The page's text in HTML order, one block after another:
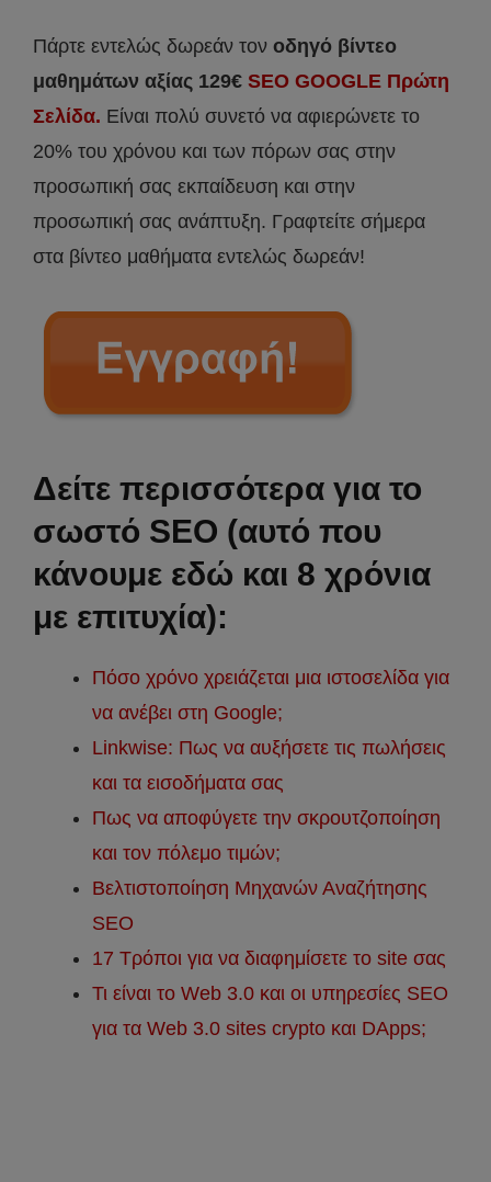
Πάρτε εντελώς δωρεάν τον οδηγό βίντεο
μαθημάτων αξίας 129€ SEO GOOGLE Πρώτη
Σελίδα. Είναι πολύ συνετό να αφιερώνετε το
20% του χρόνου και των πόρων σας στην
προσωπική σας εκπαίδευση και στην
προσωπική σας ανάπτυξη. Γραφτείτε σήμερα
στα βίντεο μαθήματα εντελώς δωρεάν!
Δείτε περισσότερα για το
σωστό SEO (αυτό που
κάνουμε εδώ και 8 χρόνια
με επιτυχία):
Πόσο χρόνο χρειάζεται μια ιστοσελίδα για
να ανέβει στη Google;
Linkwise: Πως να αυξήσετε τις πωλήσεις
και τα εισοδήματα σας
Πως να αποφύγετε την σκρουτζοποίηση
και τον πόλεμο τιμών;
Βελτιστοποίηση Μηχανών Αναζήτησης
SEO
17 Τρόποι για να διαφημίσετε το site σας
Τι είναι το Web 3.0 και οι υπηρεσίες SEO
για τα Web 3.0 sites crypto και DApps;